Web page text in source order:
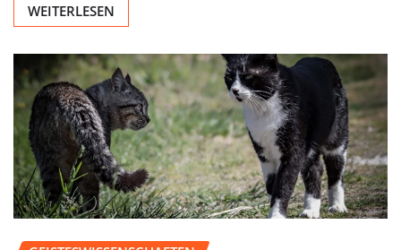
WEITERLESEN